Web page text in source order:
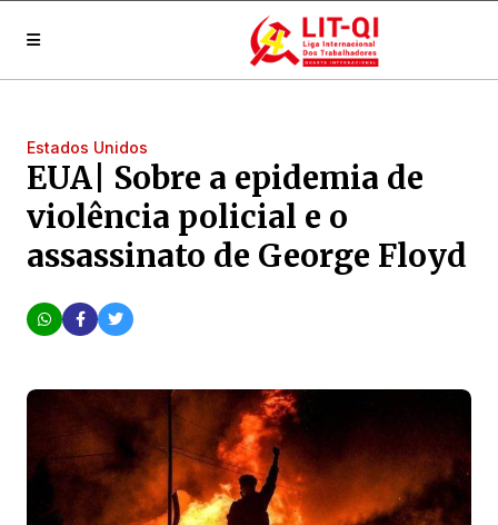
Estados Unidos
EUA| Sobre a epidemia de
violência policial e o
assassinato de George Floyd